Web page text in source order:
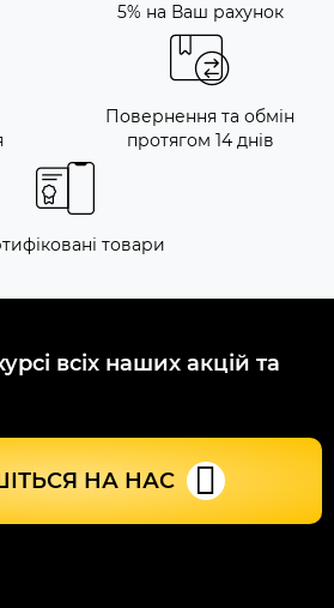
5% на Ваш рахунок
Повернення та обмін
протягом 14 днів
товари
всіх наших акцій та
НА НАС